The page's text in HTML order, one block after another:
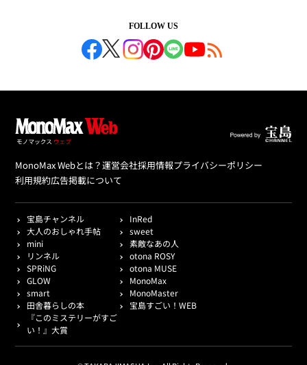
FOLLOW US
MonoMax Webとは？運営会社採用情報プライバシーポリシー
利用規約広告掲載について
宝島チャンネル
InRed
大人のおしゃれ手帖
sweet
mini
素敵なあの人
リンネル
otona ROSY
SPRiNG
otona MUSE
GLOW
MonoMax
smart
MonoMaster
田舎暮らしの本
宝島すごい！WEB
『このミステリーがすご
い！』大賞